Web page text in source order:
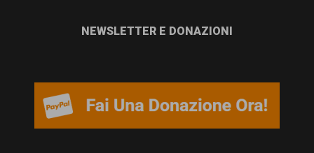
NEWSLETTER E DONAZIONI